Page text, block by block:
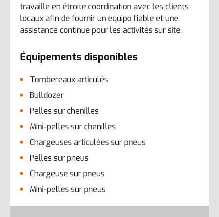
travaille en étroite coordination avec les clients
locaux afin de fournir un equipo fiable et une
assistance continue pour les activités sur site.
Équipements disponibles
Tombereaux articulés
Bulldozer
Pelles sur chenilles
Mini-pelles sur chenilles
Chargeuses articulées sur pneus
Pelles sur pneus
Chargeuse sur pneus
Mini-pelles sur pneus